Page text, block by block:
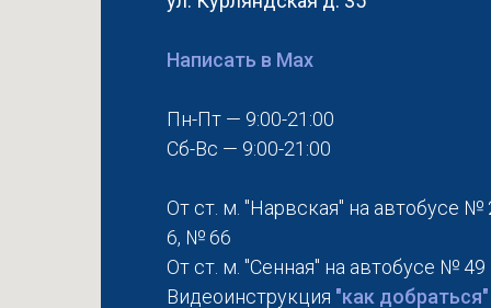
Написать в Max
Пн-Пт — 9:00-21:00
Сб-Вс — 9:00-21:00
От ст. м. "Нарвская" на автобусе
6, № 66
От ст. м. "Сенная" на автобусе № 49
Видеоинструкция "как добраться"